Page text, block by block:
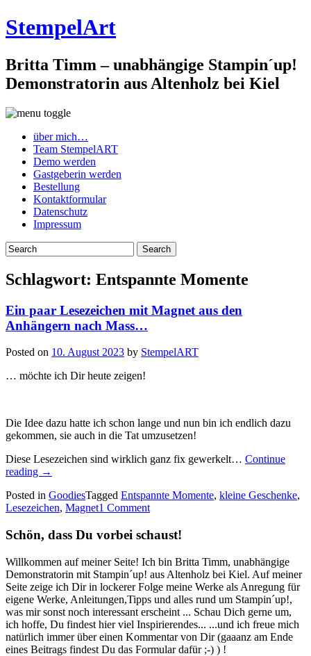
StempelArt
Britta Timm – unabhängige Stampin´up!
Demonstratorin aus Altenholz bei Kiel
über mich…
Team StempelART
Demo werden
Gastgeberin werden
Bestellung
Kontaktformular
Datenschutz
Impressum
Schlagwort: Entspannte Momente
Ein paar Lesezeichen mit Magnet aus den
Anhängern nach Mass…
Posted on 10. August 2023 by StempelART
… möchte ich Dir heute zeigen!
Die Idee dazu hatte ich schon lange und nun bin ich endlich dazu
gekommen, sie auch in die Tat umzusetzen!
Diese Lesezeichen sind wirklich ganz fix gewerkelt… Continue
reading „Ein
Lesezeichen
mit
aus
Anhängern
nach
Mass…“
→
Posted in GoodiesTagged Entspannte Momente, kleine Geschenke,
Lesezeichen, Magnet1 Comment
Schön, dass Du vorbei schaust!
Willkommen auf meiner Seite! Ich bin Britta Timm, unabhängige
Demonstratorin mit Stampin´up! aus Altenholz bei Kiel. Auf meiner
Seite zeige ich Dir in lockerer Folge meine Werke als Anregung für
eigene Werke, Anleitungen,Tipps und alles rund um Stampin´up!,
was mir sonst noch interessant erscheint ... Schau Dich gerne um,
ich hoffe, Du findest hier viel Inspirierendes... ...und ich freue mich
natürlich immer über einen Kommentar von Dir (gaaanz am Ende
eines Beitrags findest Du das Formular dafür ;-) ) !